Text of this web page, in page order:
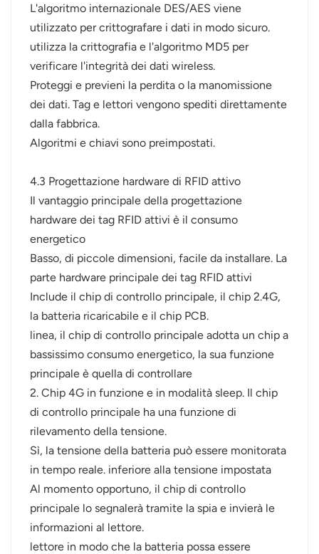
L'algoritmo internazionale DES/AES viene
utilizzato per crittografare i dati in modo sicuro.
utilizza la crittografia e l'algoritmo MD5 per
verificare l'integrità dei dati wireless.
Proteggi e previeni la perdita o la manomissione
dei dati. Tag e lettori vengono spediti direttamente
dalla fabbrica.
Algoritmi e chiavi sono preimpostati.
4.3 Progettazione hardware di RFID attivo
Il vantaggio principale della progettazione
hardware dei tag RFID attivi è il consumo
energetico
Basso, di piccole dimensioni, facile da installare. La
parte hardware principale dei tag RFID attivi
Include il chip di controllo principale, il chip 2.4G,
la batteria ricaricabile e il chip PCB.
linea, il chip di controllo principale adotta un chip a
bassissimo consumo energetico, la sua funzione
principale è quella di controllare
2. Chip 4G in funzione e in modalità sleep. Il chip
di controllo principale ha una funzione di
rilevamento della tensione.
Sì, la tensione della batteria può essere monitorata
in tempo reale. inferiore alla tensione impostata
Al momento opportuno, il chip di controllo
principale lo segnalerà tramite la spia e invierà le
informazioni al lettore.
lettore in modo che la batteria possa essere